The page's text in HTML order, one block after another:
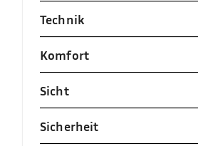
Technik
Komfort
Sicht
Sicherheit